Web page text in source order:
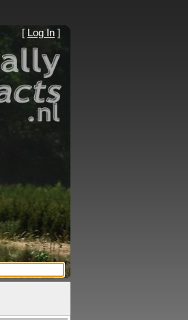
[ Log In ]